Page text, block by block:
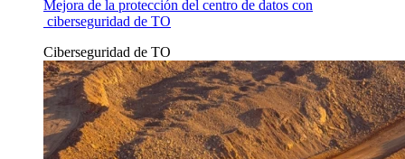
Mejora de la protección del centro de datos con
ciberseguridad de TO
Ciberseguridad de TO